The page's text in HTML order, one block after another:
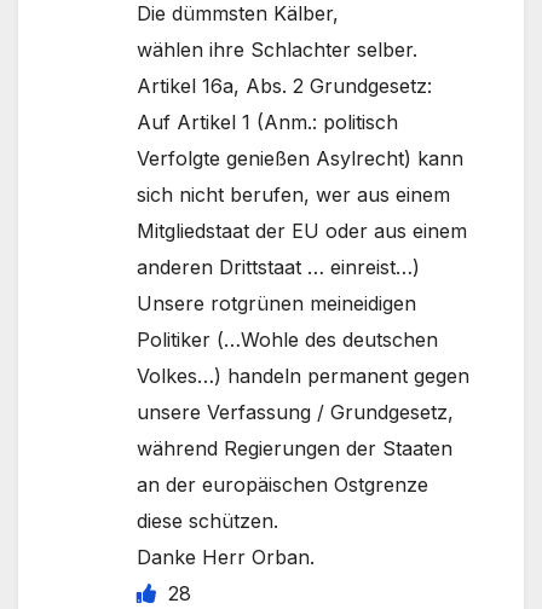
Die dümmsten Kälber,
wählen ihre Schlachter selber.
Artikel 16a, Abs. 2 Grundgesetz:
Auf Artikel 1 (Anm.: politisch
Verfolgte genießen Asylrecht) kann
sich nicht berufen, wer aus einem
Mitgliedstaat der EU oder aus einem
anderen Drittstaat … einreist…)
Unsere rotgrünen meineidigen
Politiker (…Wohle des deutschen
Volkes…) handeln permanent gegen
unsere Verfassung / Grundgesetz,
während Regierungen der Staaten
an der europäischen Ostgrenze
diese schützen.
Danke Herr Orban.
28